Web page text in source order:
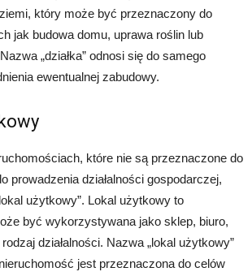
ziemi, który może być przeznaczony do
jak budowa domu, uprawa roślin lub
„działka” odnosi się do samego
ewentualnej zabudowy.
które nie są przeznaczone do
prowadzenia działalności gospodarczej,
użytkowy”. Lokal użytkowy to
być wykorzystywana jako sklep, biuro,
działalności. Nazwa „lokal użytkowy”
jest przeznaczona do celów